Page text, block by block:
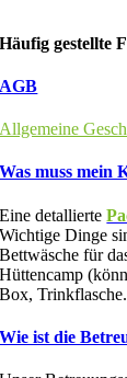
Häufig gestellte
AGB
Allgemeine
Was muss mein
Eine detallierte
Wichtige Dinge
Bettwäsche für
Hüttencamp
Box, Trinkflasche.
Wie ist die